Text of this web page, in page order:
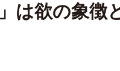
は欲の象徴